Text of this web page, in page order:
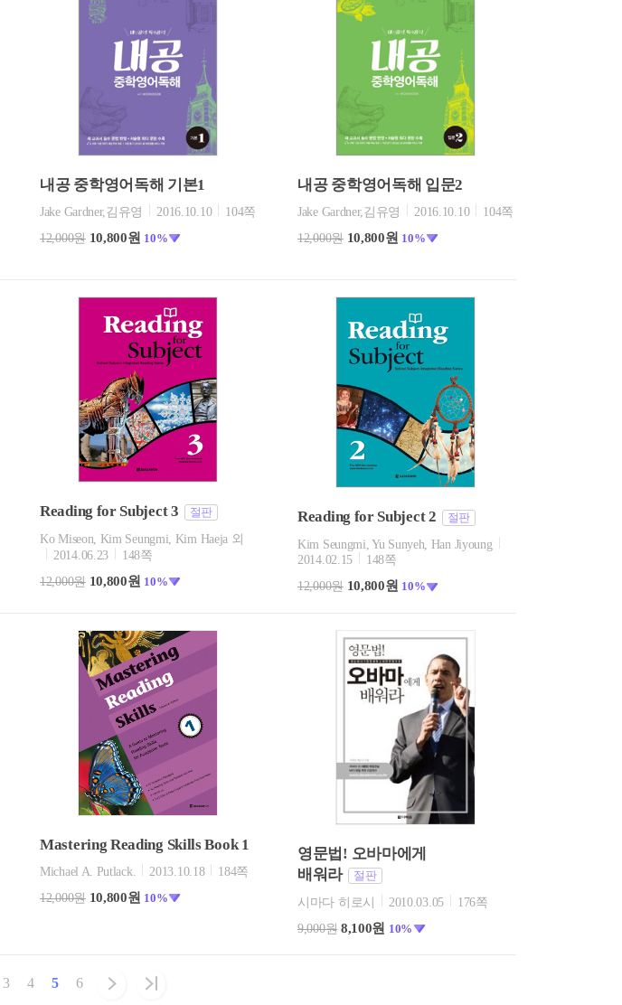
내공 중학영어독해 기본1
Jake Gardner,김유영 2016.10.10
104쪽
12,000원 10,800원 10%
내공 중학영어독해 입문2
Jake Gardner,김유영 2016.10.10
104쪽
12,000원 10,800원 10%
Reading for Subject 3
절판
Ko Miseon, Kim Seungmi, Kim Haeja 외
2014.06.23
148쪽
12,000원 10,800원 10%
Reading for Subject 2
절판
Kim Seungmi, Yu Sunyeh, Han Jiyoung
2014.02.15
148쪽
12,000원 10,800원 10%
Mastering Reading Skills Book 1
Michael A. Putlack. 2013.10.18
184쪽
12,000원 10,800원 10%
영문법! 오바마에게
배워라
절판
시마다 히로시
2010.03.05
176쪽
9,000원 8,100원 10%
3 4 5 6